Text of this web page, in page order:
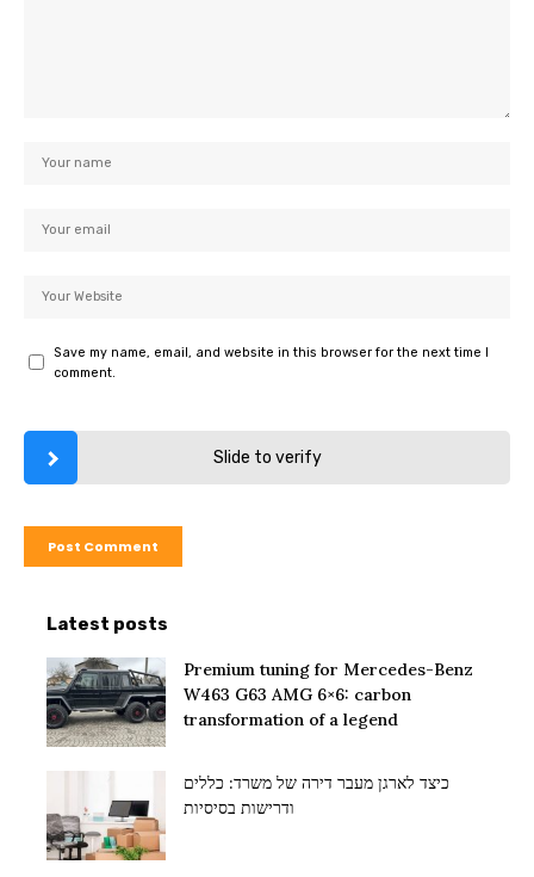
Save my name, email, and website in this browser for the next time I
comment.
Slide to verify
Latest posts
Premium tuning for Mercedes-Benz
W463 G63 AMG 6×6: carbon
transformation of a legend
כיצד לארגן מעבר דירה של משרד: כללים
ודרישות בסיסיות